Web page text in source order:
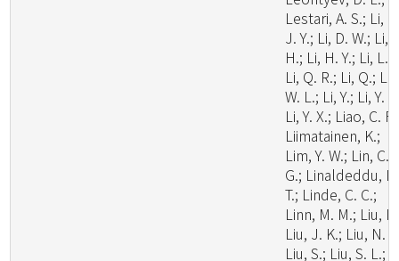
Lestari, A. S.; Li,
J. Y.; Li, D. W.; Li,
H.; Li, H. Y.; Li, L.;
Li, Q. R.; Li, Q.; Li,
W. L.; Li, Y.; Li, Y.
Li, Y. X.; Liao, C. F.;
Liimatainen, K.;
Lim, Y. W.; Lin, C.
G.; Linaldeddu, B.
T.; Linde, C. C.;
Linn, M. M.; Liu,
Liu, J. K.; Liu, N.
Liu, S.; Liu, S. L.;